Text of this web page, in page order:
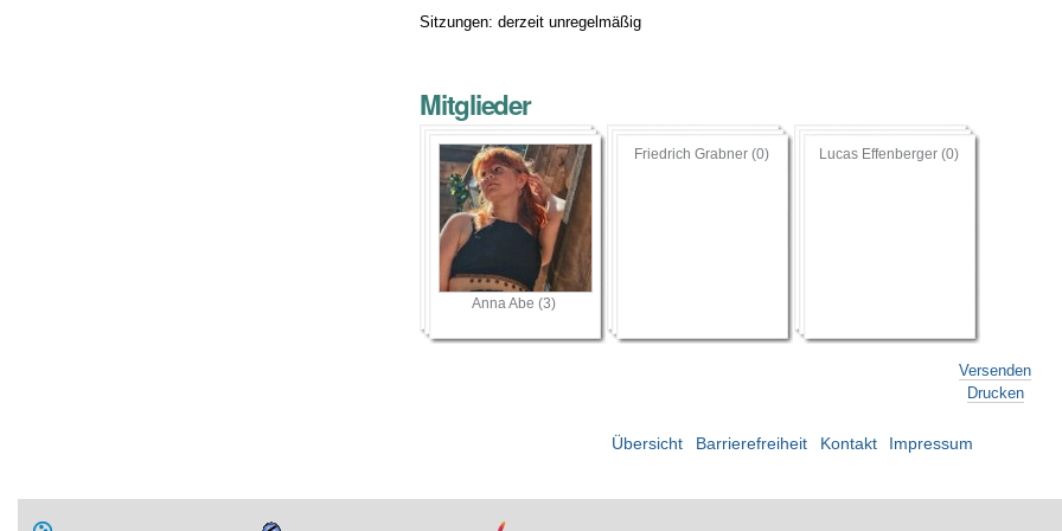
Sitzungen: derzeit unregelmäßig
Mitglieder
Anna Abe (3)
Friedrich Grabner (0) Lucas Effenberger (0)
Versenden
Drucken
Übersicht Barrierefreiheit Kontakt Impressum